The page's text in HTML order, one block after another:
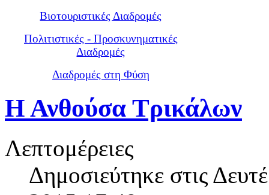
Βιοτουριστικές Διαδρομές
Πολιτιστικές - Προσκυνηματικές
Διαδρομές
Διαδρομές στη Φύση
Η Ανθούσα Τρικάλων
Λεπτομέρειες
Δημοσιεύτηκε στις